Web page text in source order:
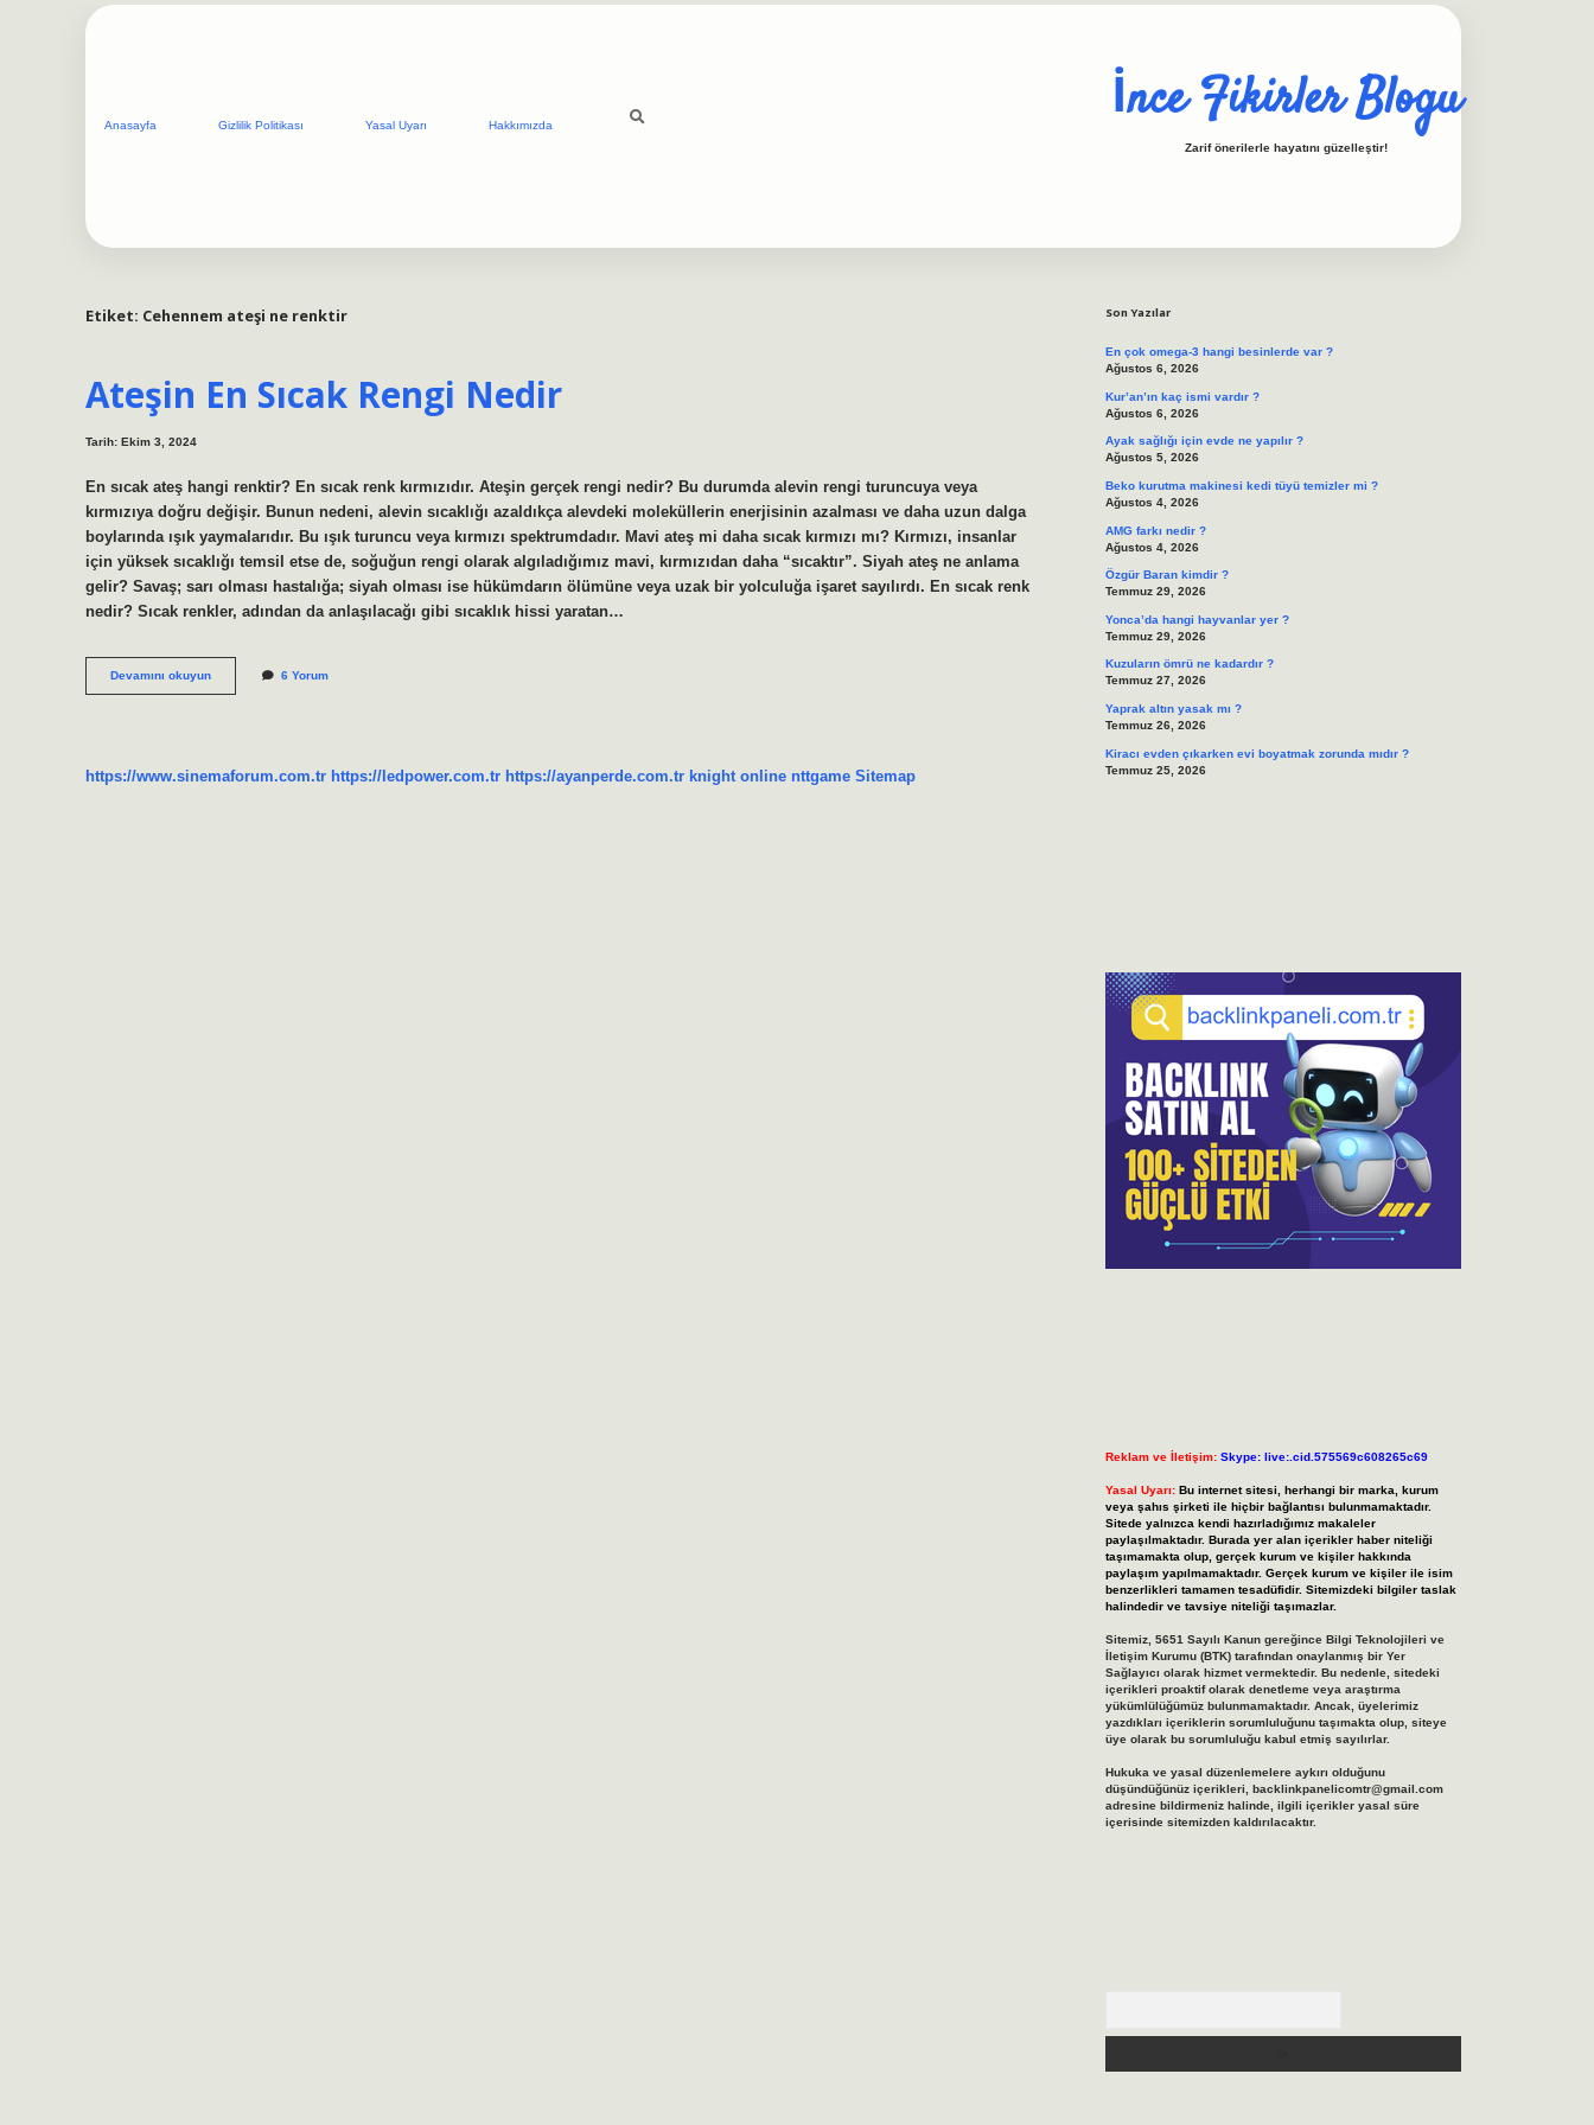
Anasayfa Gizlilik Politikası Yasal Uyarı Hakkımızda İnce Fikirler Blogu
Zarif önerilerle hayatını güzelleştir!
Etiket: Cehennem ateşi ne renktir
Ateşin En Sıcak Rengi Nedir
Tarih: Ekim 3, 2024
En sıcak ateş hangi renktir? En sıcak renk kırmızıdır. Ateşin gerçek rengi nedir? Bu durumda alevin rengi turuncuya veya
kırmızıya doğru değişir. Bunun nedeni, alevin sıcaklığı azaldıkça alevdeki moleküllerin enerjisinin azalması ve daha uzun dalga
boylarında ışık yaymalarıdır. Bu ışık turuncu veya kırmızı spektrumdadır. Mavi ateş mi daha sıcak kırmızı mı? Kırmızı, insanlar
için yüksek sıcaklığı temsil etse de, soğuğun rengi olarak algıladığımız mavi, kırmızıdan daha “sıcaktır”. Siyah ateş ne anlama
gelir? Savaş; sarı olması hastalığa; siyah olması ise hükümdarın ölümüne veya uzak bir yolculuğa işaret sayılırdı. En sıcak renk
nedir? Sıcak renkler, adından da anlaşılacağı gibi sıcaklık hissi yaratan…
Devamını okuyunAteşin
En
6 Yorum
https://www.sinemaforum.com.tr https://ledpower.com.tr https://ayanperde.com.tr knight online nttgame Sitemap
Son Yazılar
En çok omega-3 hangi besinlerde var ?
Ağustos 6, 2026
Kur’an’ın kaç ismi vardır ?
Ağustos 6, 2026
Ayak sağlığı için evde ne yapılır ?
Ağustos 5, 2026
Beko kurutma makinesi kedi tüyü temizler mi ?
Ağustos 4, 2026
AMG farkı nedir ?
Ağustos 4, 2026
Özgür Baran kimdir ?
Temmuz 29, 2026
Yonca’da hangi hayvanlar yer ?
Temmuz 29, 2026
Kuzuların ömrü ne kadardır ?
Temmuz 27, 2026
Yaprak altın yasak mı ?
Temmuz 26, 2026
Kiracı evden çıkarken evi boyatmak zorunda mıdır ?
Temmuz 25, 2026
Reklam ve İletişim: Skype: live:.cid.575569c608265c69
Yasal Uyarı: Bu internet sitesi, herhangi bir marka, kurum
veya şahıs şirketi ile hiçbir bağlantısı bulunmamaktadır.
Sitede yalnızca kendi hazırladığımız makaleler
paylaşılmaktadır. Burada yer alan içerikler haber niteliği
taşımamakta olup, gerçek kurum ve kişiler hakkında
paylaşım yapılmamaktadır. Gerçek kurum ve kişiler ile isim
benzerlikleri tamamen tesadüfidir. Sitemizdeki bilgiler taslak
halindedir ve tavsiye niteliği taşımazlar.
Sitemiz, 5651 Sayılı Kanun gereğince Bilgi Teknolojileri ve
İletişim Kurumu (BTK) tarafından onaylanmış bir Yer
Sağlayıcı olarak hizmet vermektedir. Bu nedenle, sitedeki
içerikleri proaktif olarak denetleme veya araştırma
yükümlülüğümüz bulunmamaktadır. Ancak, üyelerimiz
yazdıkları içeriklerin sorumluluğunu taşımakta olup, siteye
üye olarak bu sorumluluğu kabul etmiş sayılırlar.
Hukuka ve yasal düzenlemelere aykırı olduğunu
düşündüğünüz içerikleri, backlinkpanelicomtr@gmail.com
adresine bildirmeniz halinde, ilgili içerikler yasal süre
içerisinde sitemizden kaldırılacaktır.